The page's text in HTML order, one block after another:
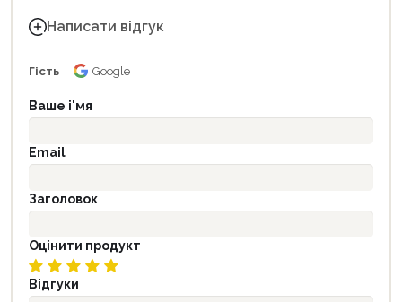
Написати відгук
Гість Google
Ваше і'мя
Email
Заголовок
Оцінити продукт
Відгуки